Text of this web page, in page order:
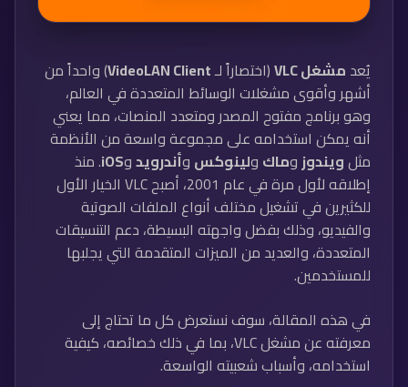
يُعد مشغل VLC (اختصاراً لـVideoLAN Client) واحداً من
أشهر وأقوى مشغلات الوسائط المتعددة في العالم،
وهو برنامج مفتوح المصدر ومتعدد المنصات، مما يعني
أنه يمكن استخدامه على مجموعة واسعة من الأنظمة
مثلويندوزوماك ولينوكس وأندرويدوiOS. منذ
إطلاقه لأول مرة في عام 2001، أصبح VLC الخيار الأول
للكثيرين في تشغيل مختلف أنواع الملفات الصوتية
والفيديو، وذلك بفضل واجهته البسيطة، دعم التنسيقات
المتعددة، والعديد من الميزات المتقدمة التي يجلبها
للمستخدمين.
في هذه المقالة، سوف نستعرض كل ما تحتاج إلى
معرفته عن مشغل VLC، بما في ذلك خصائصه، كيفية
استخدامه، وأسباب شعبيته الواسعة.